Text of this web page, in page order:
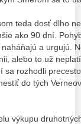
teda dosť dlho
ako 90 dní.
a urgujú.
alebo to už
rozhodli
do tých
výkupu